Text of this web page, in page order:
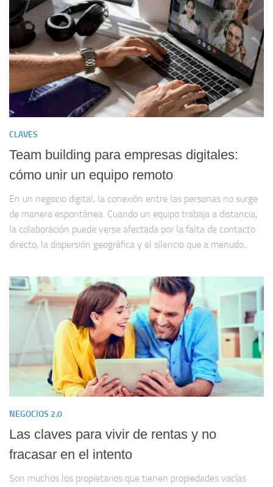
CLAVES
Team building para empresas digitales:
cómo unir un equipo remoto
En un negocio digital, la conexión entre las personas no surge
de manera espontánea. Cuando un equipo trabaja a distancia,
la colaboración puede verse afectada por la falta de contacto
directo, la dispersión geográfica y el silencio que a menudo...
NEGOCIOS 2.0
Las claves para vivir de rentas y no
fracasar en el intento
Son muchos los propietarios que tienen propiedades vacías